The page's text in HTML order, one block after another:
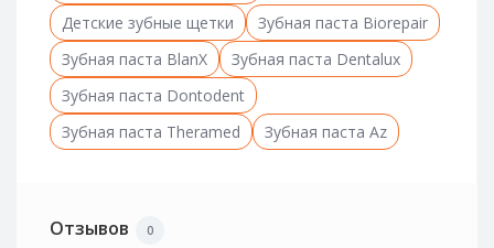
Детские зубные щетки
Зубная паста Biorepair
Зубная паста BlanX
Зубная паста Dentalux
Зубная паста Dontodent
Зубная паста Theramed
Зубная паста Az
Отзывов 0